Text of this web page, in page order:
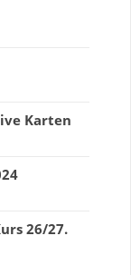
Karten
26/27.